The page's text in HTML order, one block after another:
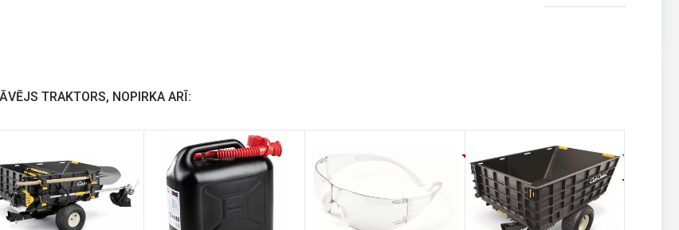
TRAKTORS, NOPIRKA ARĪ: